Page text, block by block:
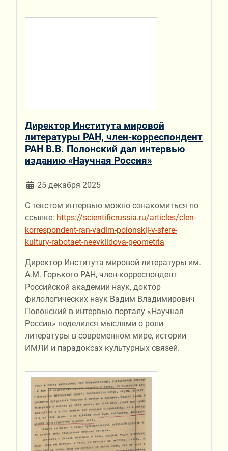
Директор Института мировой
литературы РАН, член-корреспондент
РАН В.В. Полонский дал интервью
изданию «Научная Россия»
25 декабря 2025
С текстом интервью можно ознакомиться по
ссылке: https://scientificrussia.ru/articles/clen-
korrespondent-ran-vadim-polonskij-v-sfere-
kultury-rabotaet-neevklidova-geometria
Директор Института мировой литературы им.
А.М. Горького РАН, член-корреспондент
Российской академии наук, доктор
филологических наук Вадим Владимирович
Полонский в интервью порталу «Научная
Россия» поделился мыслями о роли
литературы в современном мире, истории
ИМЛИ и парадоксах культурных связей.